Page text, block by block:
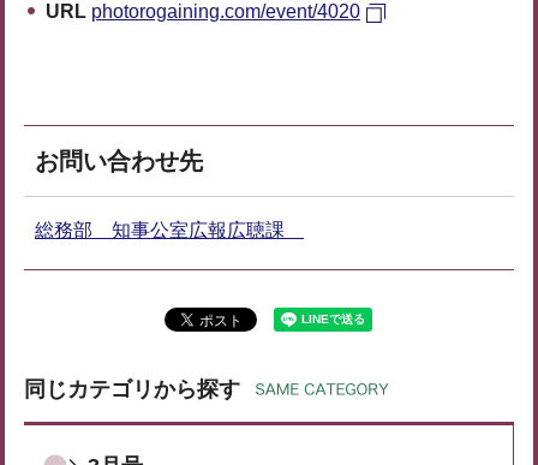
URL photorogaining.com/event/4020
お問い合わせ先
総務部 知事公室広報広聴課
同じカテゴリから探す